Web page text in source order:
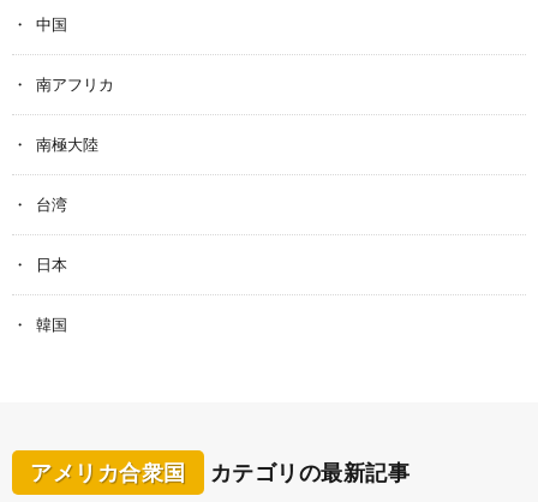
中国
南アフリカ
南極大陸
台湾
日本
韓国
アメリカ合衆国 カテゴリの最新記事